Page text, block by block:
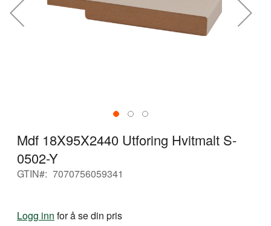
begynnelsen
bildegalleri
Mdf 18X95X2440 Utforing Hvitmalt S-
0502-Y
GTIN 7070756059341
Logg inn for å se din pris